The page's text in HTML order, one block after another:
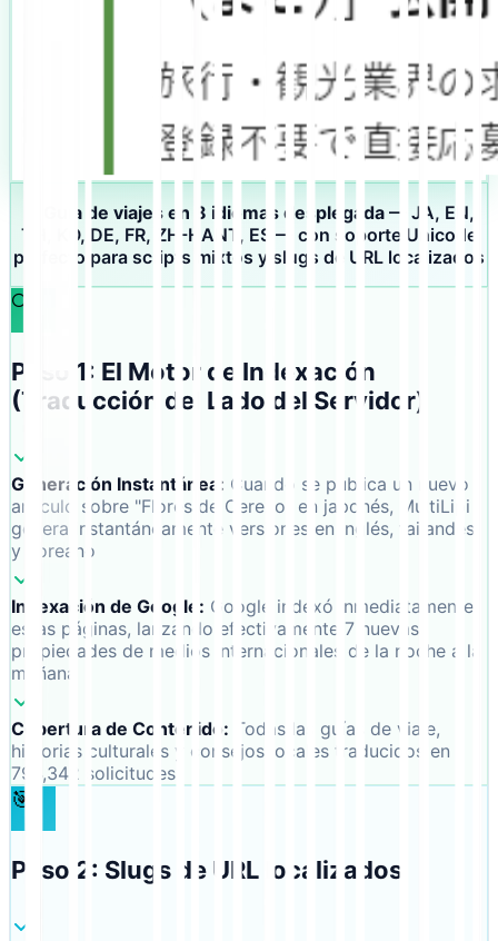
Guía de viajes en 8 idiomas desplegada— JA, EN,
TH, KO, DE, FR, ZH-HANT, ES — con soporte Unicode
perfecto para scripts mixtos y slugs de URL localizados
🔍
Paso 1: El Motor de Indexación
(Traducción del Lado del Servidor)
Generación Instantánea : Cuando se publica un nuevo
artículo sobre "Flores de Cerezo" en japonés, MultiLipi
genera instantáneamente versiones en inglés, tailandés
y coreano
Indexación de Google : Google indexó inmediatamente
estas páginas, lanzando efectivamente 7 nuevas
propiedades de medios internacionales de la noche a la
mañana
Cobertura de Contenido: Todas las guías de viaje,
historias culturales y consejos locales traducidos en
794,342 solicitudes
🎯
Paso 2: Slugs de URL localizados